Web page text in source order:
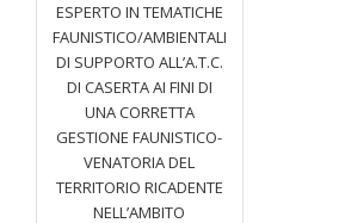
ESPERTO IN TEMATICHE
FAUNISTICO/AMBIENTALI
DI SUPPORTO ALL’A.T.C.
DI CASERTA AI FINI DI
UNA CORRETTA
GESTIONE FAUNISTICO-
VENATORIA DEL
TERRITORIO RICADENTE
NELL’AMBITO